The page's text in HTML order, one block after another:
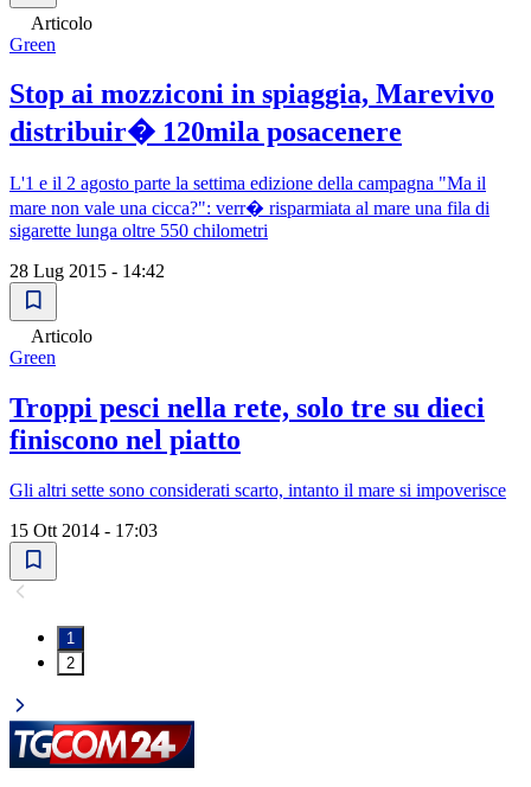
Articolo
Green
Stop ai mozziconi in spiaggia, Marevivo
distribuir� 120mila posacenere
L'1 e il 2 agosto parte la settima edizione della campagna "Ma il
mare non vale una cicca?": verr� risparmiata al mare una fila di
sigarette lunga oltre 550 chilometri
28 Lug 2015 - 14:42
Articolo
Green
Troppi pesci nella rete, solo tre su dieci
finiscono nel piatto
Gli altri sette sono considerati scarto, intanto il mare si impoverisce
15 Ott 2014 - 17:03
1
2